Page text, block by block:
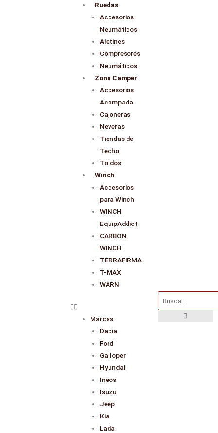
Ruedas
Accesorios
Neumáticos
Aletines
Compresores
Neumáticos
Zona Camper
Accesorios
Acampada
Cajoneras
Neveras
Tiendas de
Techo
Toldos
Winch
Accesorios
para Winch
WINCH
EquipAddict
CARBON
WINCH
TERRAFIRMA
T-MAX
WARN
Marcas
Dacia
Ford
Galloper
Hyundai
Ineos
Isuzu
Jeep
Kia
Lada